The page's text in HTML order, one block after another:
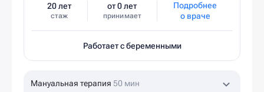
20 лет
стаж
от 0 лет
принимает
Подробнее
о враче
Работает с беременными
Мануальная терапия 50 мин